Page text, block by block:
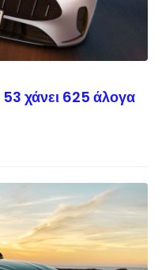
© enkinisi.gr
χάνει 625 άλογα